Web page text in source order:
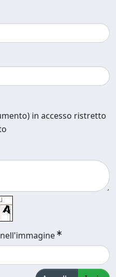
in accesso ristretto